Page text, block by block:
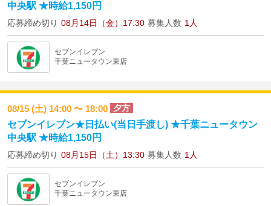
中央駅 ★時給1,150円
応募締め切り 08月14日（金）17:30 募集人数 1人
セブンイレブン
千葉ニュータウン東店
08/15 (土) 14:00 〜 18:00 夕方
セブンイレブン★日払い(当日手渡し) ★千葉ニュータウン
中央駅 ★時給1,150円
応募締め切り 08月15日（土）13:30 募集人数 1人
セブンイレブン
千葉ニュータウン東店